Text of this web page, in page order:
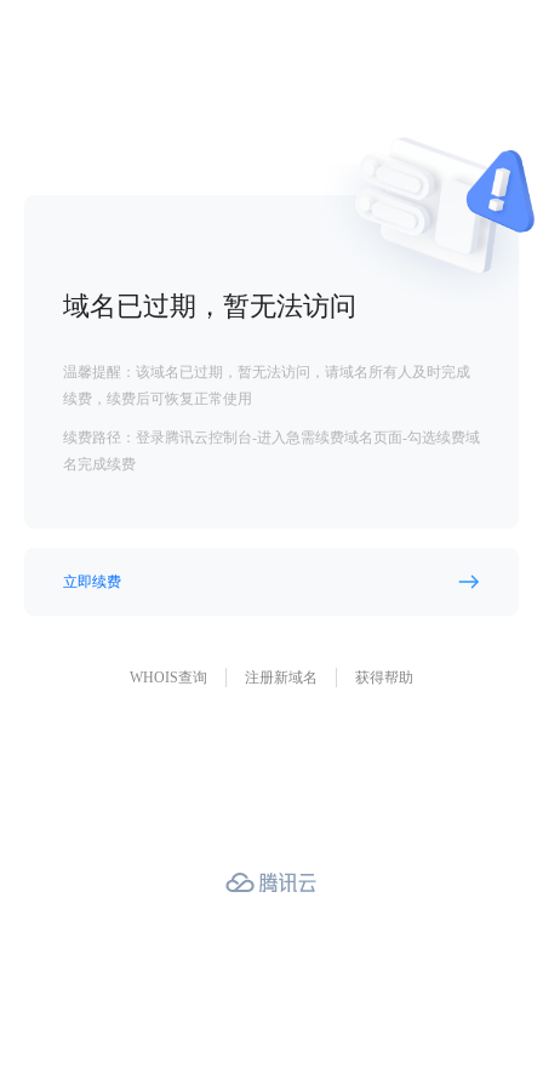
域名已过期，暂无法访问
温馨提醒：该域名已过期，暂无法访问，请域名所有人及时完成
续费，续费后可恢复正常使用
续费路径：登录腾讯云控制台-进入急需续费域名页面-勾选续费域
名完成续费
立即续费
WHOIS查询 注册新域名 获得帮助